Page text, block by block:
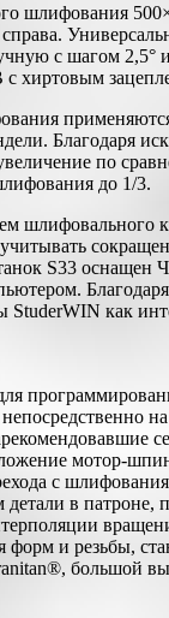
шлифования
с шагом 2,5°
с хиртовым
Благодаря
по
до 1/3.
шлифовального
S33 оснащен
как
мотор-
с
в патроне,
форм и резьбы,
большой